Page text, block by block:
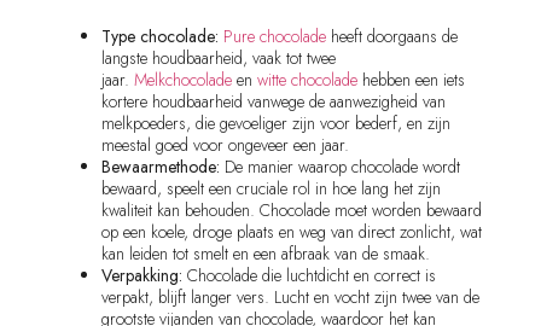
Type chocolade: Pure chocolade heeft doorgaans de
langste houdbaarheid, vaak tot twee
jaar.Melkchocolade enwitte chocolade hebben een iets
kortere houdbaarheid vanwege de aanwezigheid van
melkpoeders, die gevoeliger zijn voor bederf, en zijn
meestal goed voor ongeveer een jaar.
Bewaarmethode: De manier waarop chocolade wordt
bewaard, speelt een cruciale rol in hoe lang het zijn
kwaliteit kan behouden. Chocolade moet worden bewaard
op een koele, droge plaats en weg van direct zonlicht, wat
kan leiden tot smelt en een afbraak van de smaak.
Verpakking: Chocolade die luchtdicht en correct is
verpakt, blijft langer vers. Lucht en vocht zijn twee van de
grootste vijanden van chocolade, waardoor het kan